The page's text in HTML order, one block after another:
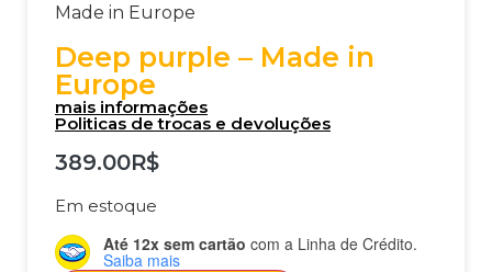
Made in Europe
Deep purple – Made in
Europe
mais informações
Politicas de trocas e devoluções
389.00R$
Em estoque
Até 12x sem cartão com a Linha de Crédito.
Saiba mais